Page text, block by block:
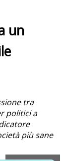
un
tra
politici a
più sane